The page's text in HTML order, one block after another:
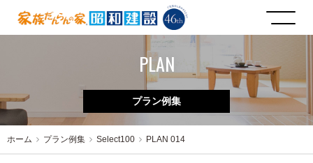
PLAN
プラン例集
ホーム プラン例集 Select100 PLAN 014